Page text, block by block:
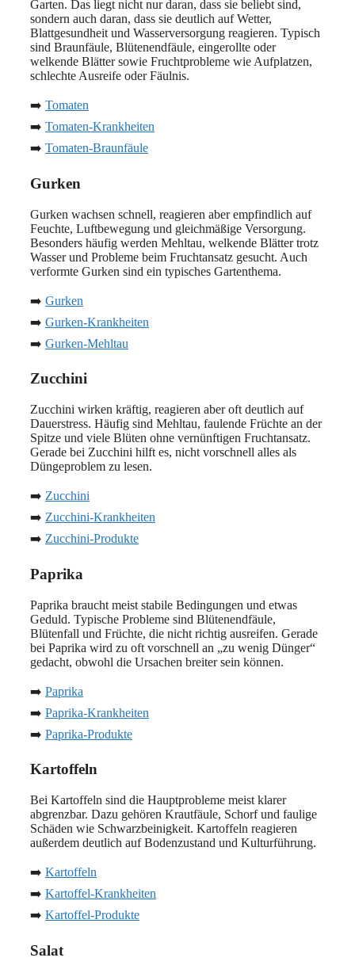
Garten. Das liegt nicht nur daran, dass sie beliebt sind,
sondern auch daran, dass sie deutlich auf Wetter,
Blattgesundheit und Wasserversorgung reagieren. Typisch
sind Braunfäule, Blütenendfäule, eingerollte oder
welkende Blätter sowie Fruchtprobleme wie Aufplatzen,
schlechte Ausreife oder Fäulnis.
➡️ Tomaten
➡️ Tomaten-Krankheiten
➡️ Tomaten-Braunfäule
Gurken
Gurken wachsen schnell, reagieren aber empfindlich auf
Feuchte, Luftbewegung und gleichmäßige Versorgung.
Besonders häufig werden Mehltau, welkende Blätter trotz
Wasser und Probleme beim Fruchtansatz gesucht. Auch
verformte Gurken sind ein typisches Gartenthema.
➡️ Gurken
➡️ Gurken-Krankheiten
➡️ Gurken-Mehltau
Zucchini
Zucchini wirken kräftig, reagieren aber oft deutlich auf
Dauerstress. Häufig sind Mehltau, faulende Früchte an der
Spitze und viele Blüten ohne vernünftigen Fruchtansatz.
Gerade bei Zucchini hilft es, nicht vorschnell alles als
Düngeproblem zu lesen.
➡️ Zucchini
➡️ Zucchini-Krankheiten
➡️ Zucchini-Produkte
Paprika
Paprika braucht meist stabile Bedingungen und etwas
Geduld. Typische Probleme sind Blütenendfäule,
Blütenfall und Früchte, die nicht richtig ausreifen. Gerade
bei Paprika wird zu oft vorschnell an „zu wenig Dünger“
gedacht, obwohl die Ursachen breiter sein können.
➡️ Paprika
➡️ Paprika-Krankheiten
➡️ Paprika-Produkte
Kartoffeln
Bei Kartoffeln sind die Hauptprobleme meist klarer
abgrenzbar. Dazu gehören Krautfäule, Schorf und faulige
Schäden wie Schwarzbeinigkeit. Kartoffeln reagieren
außerdem deutlich auf Bodenzustand und Kulturführung.
➡️ Kartoffeln
➡️ Kartoffel-Krankheiten
➡️ Kartoffel-Produkte
Salat